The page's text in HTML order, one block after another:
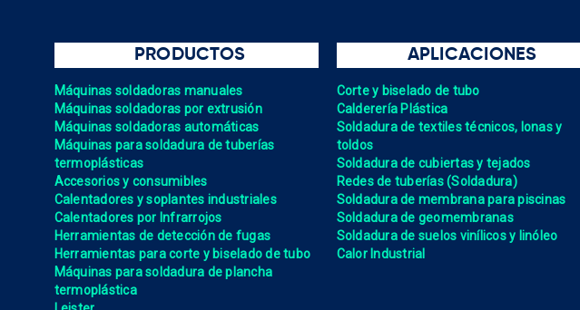
PRODUCTOS
Máquinas soldadoras manuales
Máquinas soldadoras por extrusión
Máquinas soldadoras automáticas
Máquinas para soldadura de tuberías
termoplásticas
Accesorios y consumibles
Calentadores y soplantes industriales
Calentadores por Infrarrojos
Herramientas de detección de fugas
Herramientas para corte y biselado de tubo
Máquinas para soldadura de plancha
termoplástica
APLICACIONES
Corte y biselado de tubo
Calderería Plástica
Soldadura de textiles técnicos, lonas y
toldos
Soldadura de cubiertas y tejados
Redes de tuberías (Soldadura)
Soldadura de membrana para piscinas
Soldadura de geomembranas
Soldadura de suelos vinílicos y linóleo
Calor Industrial